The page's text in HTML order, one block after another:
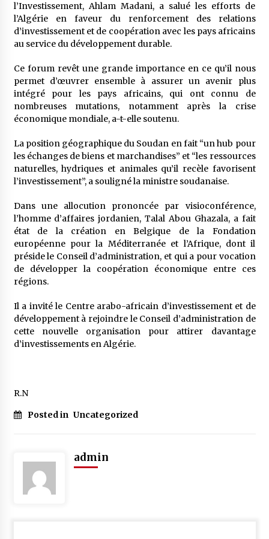
l’Investissement, Ahlam Madani, a salué les efforts de
l’Algérie en faveur du renforcement des relations
d’investissement et de coopération avec les pays africains
au service du développement durable.
Ce forum revêt une grande importance en ce qu’il nous
permet d’œuvrer ensemble à assurer un avenir plus
intégré pour les pays africains, qui ont connu de
nombreuses mutations, notamment après la crise
économique mondiale, a-t-elle soutenu.
La position géographique du Soudan en fait “un hub pour
les échanges de biens et marchandises” et “les ressources
naturelles, hydriques et animales qu’il recèle favorisent
l’investissement”, a souligné la ministre soudanaise.
Dans une allocution prononcée par visioconférence,
l’homme d’affaires jordanien, Talal Abou Ghazala, a fait
état de la création en Belgique de la Fondation
européenne pour la Méditerranée et l’Afrique, dont il
préside le Conseil d’administration, et qui a pour vocation
de développer la coopération économique entre ces
régions.
Il a invité le Centre arabo-africain d’investissement et de
développement à rejoindre le Conseil d’administration de
cette nouvelle organisation pour attirer davantage
d’investissements en Algérie.
R.N
Posted in Uncategorized
admin